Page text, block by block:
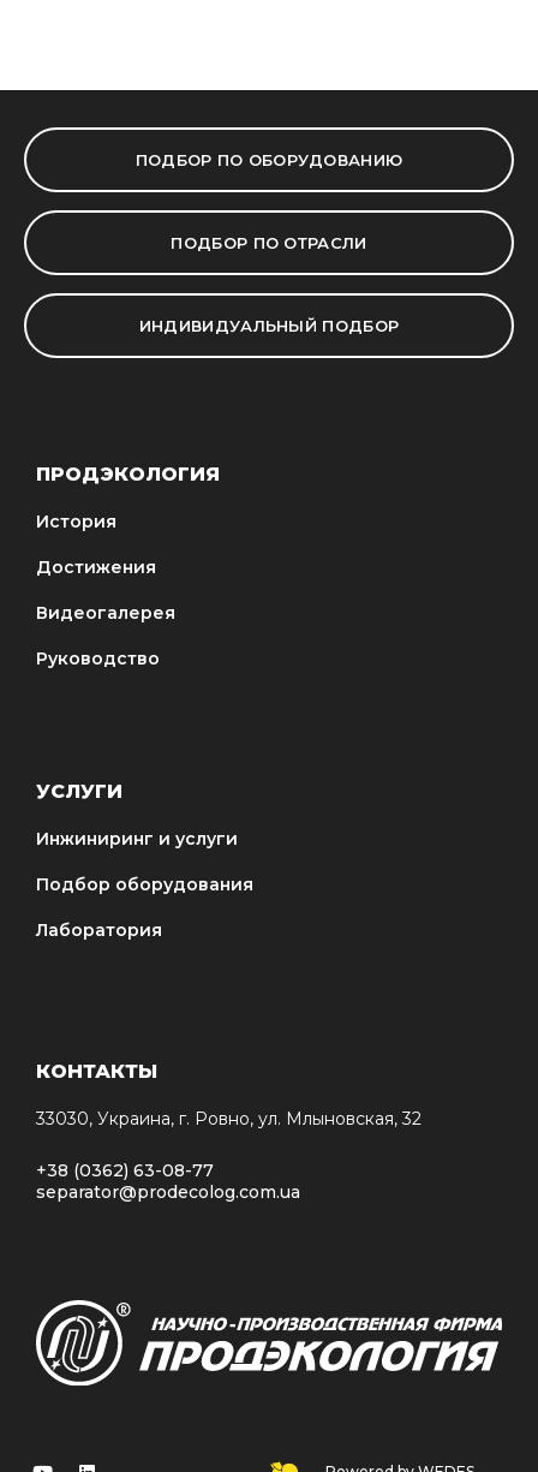
ПОДБОР ПО ОБОРУДОВАНИЮ
ПОДБОР ПО ОТРАСЛИ
ИНДИВИДУАЛЬНЫЙ ПОДБОР
ПРОДЭКОЛОГИЯ
История
Достижения
Видеогалерея
Руководство
УСЛУГИ
Инжиниринг и услуги
Подбор оборудования
Лаборатория
КОНТАКТЫ
33030, Украина, г. Ровно, ул. Млыновская, 32
+38 (0362) 63-08-77
separator@prodecolog.com.ua